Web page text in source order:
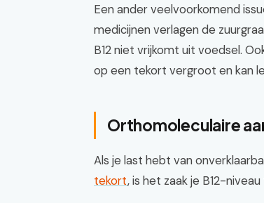
Een ander veelvoorkomend
medicijnen verlagen de
B12 niet vrijkomt uit voedsel.
op een tekort vergroot en kan
Orthomoleculaire
Als je last hebt van
tekort, is het zaak je B12-